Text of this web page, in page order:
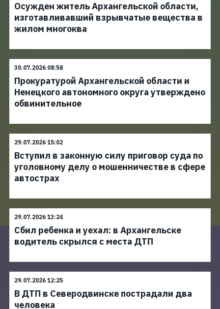
Осужден житель Архангельской области,
изготавливавший взрывчатые вещества в
жилом многоква
30.07.2026 08:58
Прокуратурой Архангельской области и
Ненецкого автономного округа утверждено
обвинительное
29.07.2026 15:02
Вступил в законную силу приговор суда по
уголовному делу о мошенничестве в сфере
автострах
29.07.2026 13:24
Сбил ребенка и уехал: в Архангельске
водитель скрылся с места ДТП
29.07.2026 12:25
В ДТП в Северодвинске пострадали два
человека